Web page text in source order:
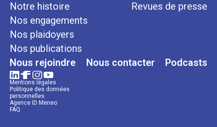
Notre histoire
Nos engagements
Nos plaidoyers
Nos publications
Revues de presse
Nous rejoindre Nous contacter Podcasts
Mentions légales
Politique des données
personnelles
Agence ID Meneo
FAQ